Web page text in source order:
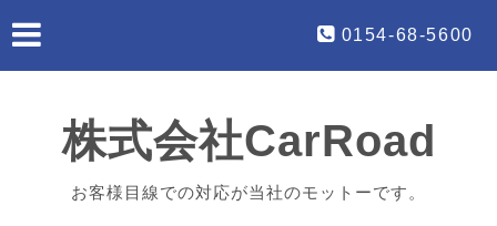
0154-68-5600
株式会社CarRoad
お客様目線での対応が当社のモットーです。